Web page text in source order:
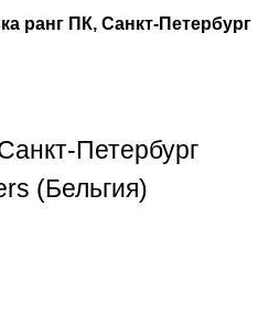
ранг ПК, Санкт-Петербург
Петербург
(Бельгия)